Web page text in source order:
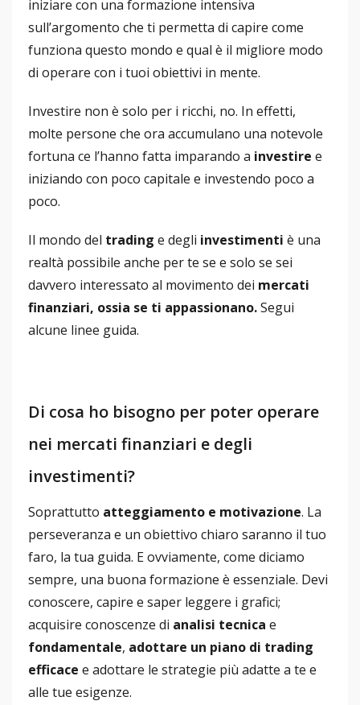
iniziare con una formazione intensiva
sull’argomento che ti permetta di capire come
funziona questo mondo e qual è il migliore modo
di operare con i tuoi obiettivi in ​​mente.
Investire non è solo per i ricchi, no. In effetti,
molte persone che ora accumulano una notevole
fortuna ce l’hanno fatta imparando a investire e
iniziando con poco capitale e investendo poco a
poco.
Il mondo del trading e degli investimenti è una
realtà possibile anche per te se e solo se sei
davvero interessato al movimento dei mercati
finanziari, ossia se ti appassionano.Segui
alcune linee guida.
Di cosa ho bisogno per poter operare
nei mercati finanziari e degli
investimenti?
Soprattutto atteggiamento e motivazione. La
perseveranza e un obiettivo chiaro saranno il tuo
faro, la tua guida. E ovviamente, come diciamo
sempre, una buona formazione è essenziale. Devi
conoscere, capire e saper leggere i grafici;
acquisire conoscenze di analisi tecnica e
fondamentale, adottare un piano di trading
efficace e adottare le strategie più adatte a te e
alle tue esigenze.